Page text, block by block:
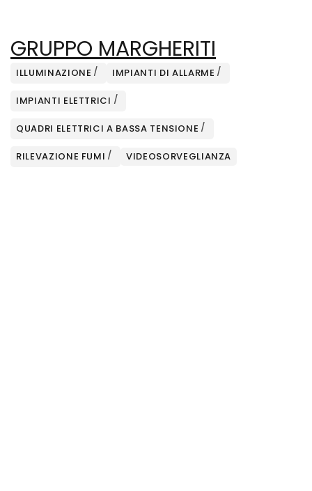
GRUPPO MARGHERITI
ILLUMINAZIONE IMPIANTI DI ALLARME
IMPIANTI ELETTRICI
QUADRI ELETTRICI A BASSA TENSIONE
RILEVAZIONE FUMI VIDEOSORVEGLIANZA